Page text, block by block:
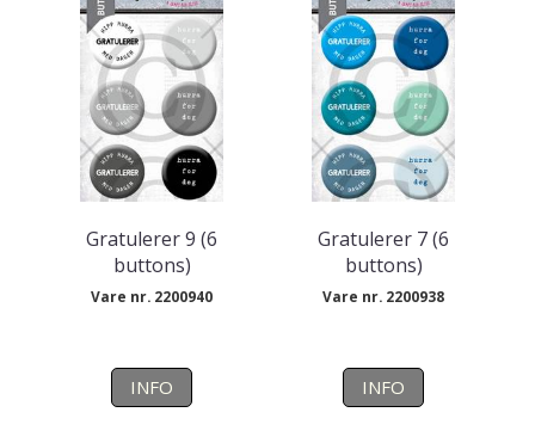
Gratulerer 9 (6
buttons)
Vare nr. 2200940
INFO
Gratulerer 7 (6
buttons)
Vare nr. 2200938
INFO